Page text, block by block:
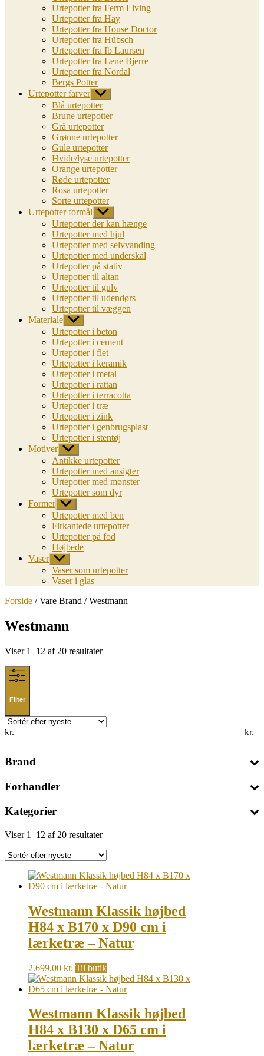
Urtepotter fra Ferm Living
Urtepotter fra Hay
Urtepotter fra House Doctor
Urtepotter fra Hübsch
Urtepotter fra Ib Laursen
Urtepotter fra Lene Bjerre
Urtepotter fra Nordal
Bergs Potter
Urtepotter farver Vis
undermenu
Blå urtepotter
Brune urtepotter
Grå urtepotter
Grønne urtepotter
Gule urtepotter
Hvide/lyse urtepotter
Orange urtepotter
Røde urtepotter
Rosa urtepotter
Sorte urtepotter
Urtepotter formål Vis
undermenu
Urtepotter der kan hænge
Urtepotter med hjul
Urtepotter med selvvanding
Urtepotter med underskål
Urtepotter på stativ
Urtepotter til altan
Urtepotter til gulv
Urtepotter til udendørs
Urtepotter til væggen
Materiale Vis
undermenu
Urtepotter i beton
Urtepotter i cement
Urtepotter i flet
Urtepotter i keramik
Urtepotter i metal
Urtepotter i rattan
Urtepotter i terracotta
Urtepotter i træ
Urtepotter i zink
Urtepotter i genbrugsplast
Urtepotter i stentøj
Motiver Vis
undermenu
Antikke urtepotter
Urtepotter med ansigter
Urtepotter med mønster
Urtepotter som dyr
Former Vis
undermenu
Urtepotter med ben
Firkantede urtepotter
Urtepotter på fod
Højbede
Vaser Vis
undermenu
Vaser som urtepotter
Vaser i glas
Forside / Vare Brand / Westmann
Westmann
Viser 1–12 af 20 resultaterSorted
Filter
kr. kr.
Brand
Forhandler
Kategorier
Viser 1–12 af 20 resultaterSorted
latest
Westmann Klassik højbed
H84 x B170 x D90 cm i
lærketræ – Natur
2.699,00 kr. Til butik
Westmann Klassik højbed
H84 x B130 x D65 cm i
lærketræ – Natur